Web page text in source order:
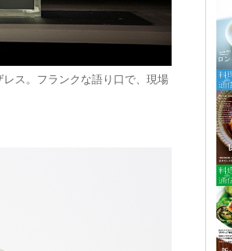
ス。フランクな語り口で、現場